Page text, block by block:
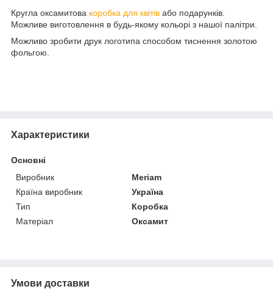
Кругла оксамитова коробка для квітів або подарунків.
Можливе виготовлення в будь-якому кольорі з нашої палітри.
Можливо зробити друк логотипа способом тиснення золотою
фольгою.
Характеристики
Основні
Виробник
Meriam
Країна виробник
Україна
Тип
Коробка
Матеріал
Оксамит
Умови доставки